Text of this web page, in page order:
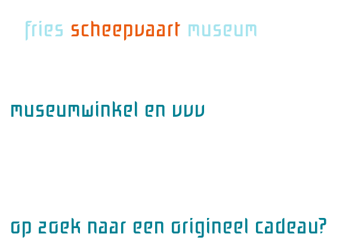
fries scheepvaart museum
museumwinkel en vvv
op zoek naar een origineel cadeau?